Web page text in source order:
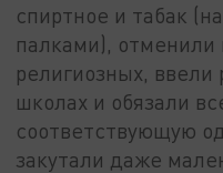
спиртное и табак
палками), отменили
религиозных, ввели
школах и обязали
соответствующую
закутали даже